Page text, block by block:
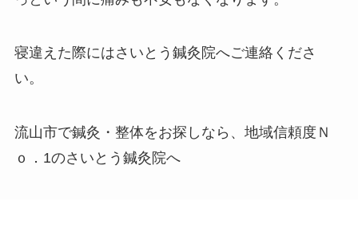
寝違えた際にはさいとう鍼灸院へご連絡くださ
い。
流山市で鍼灸・整体をお探しなら、地域信頼度Ｎ
ｏ．1のさいとう鍼灸院へ